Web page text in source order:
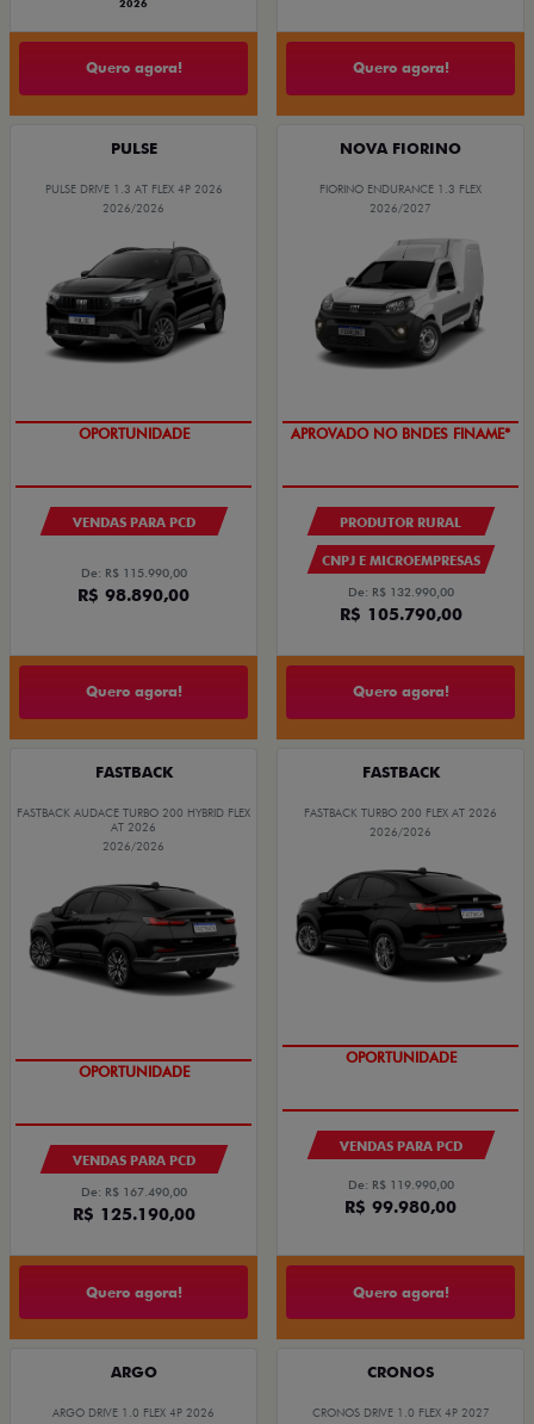
2026
Quero agora! Quero agora!
PULSE
PULSE DRIVE 1.3 AT FLEX 4P 2026
2026/2026
OPORTUNIDADE
VENDAS PARA PCD
De: R$ 115.990,00
R$ 98.890,00
Quero agora!
NOVA FIORINO
FIORINO ENDURANCE 1.3 FLEX
2026/2027
APROVADO NO BNDES FINAME*
PRODUTOR RURAL
CNPJ E MICROEMPRESAS
De: R$ 132.990,00
R$ 105.790,00
Quero agora!
FASTBACK
FASTBACK AUDACE TURBO 200 HYBRID FLEX
AT 2026
2026/2026
OPORTUNIDADE
VENDAS PARA PCD
De: R$ 167.490,00
R$ 125.190,00
Quero agora!
FASTBACK
FASTBACK TURBO 200 FLEX AT 2026
2026/2026
OPORTUNIDADE
VENDAS PARA PCD
De: R$ 119.990,00
R$ 99.980,00
Quero agora!
ARGO
ARGO DRIVE 1.0 FLEX 4P 2026
CRONOS
CRONOS DRIVE 1.0 FLEX 4P 2027